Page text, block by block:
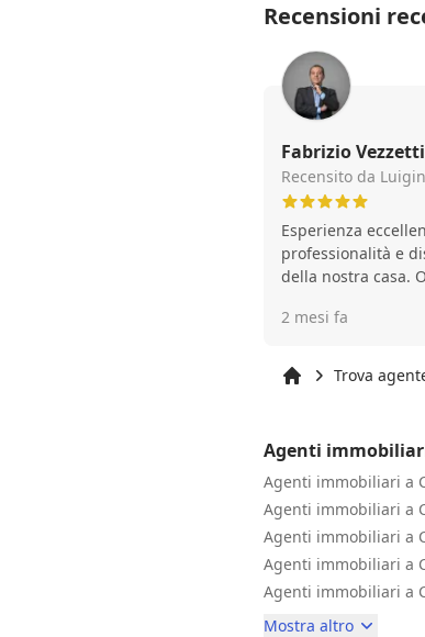
Recensioni
Fabrizio Vezzetti (Mediaservice Cuneo,
Consulenza e
Recensito da
Esperienza
professionalità e
della nostra casa.
ringraziamento
casa non è mai
sereno e veloce
2 mesi fa
Trova
Agenti
Agenti immobiliari a
Agenti immobiliari a
Agenti immobiliari a
Agenti immobiliari a
Agenti immobiliari a
Mostra altro